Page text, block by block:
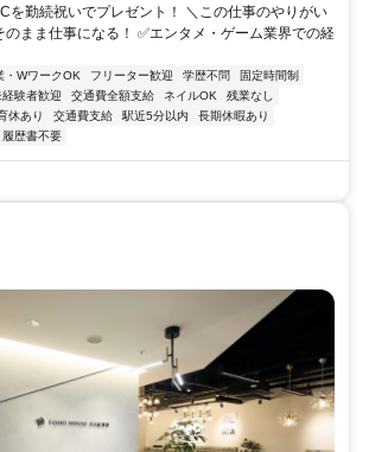
を勤続祝いでプレゼント！ ＼この仕事のやりがい
のまま仕事になる！ ✅エンタメ・ゲーム業界での経
・WワークOK フリーター歓迎 学歴不問
固定時間制
経験者歓迎 交通費全額支給 ネイルOK
残業なし
休あり 交通費支給 駅近5分以内
長期休暇あり
履歴書不要